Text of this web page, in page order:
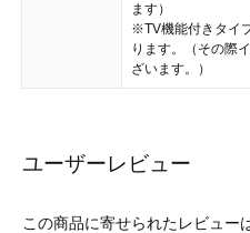
ます）
※TV機能付きタイ
ります。（その際
ざいます。）
ユーザーレビュー
この商品に寄せられたレビュー